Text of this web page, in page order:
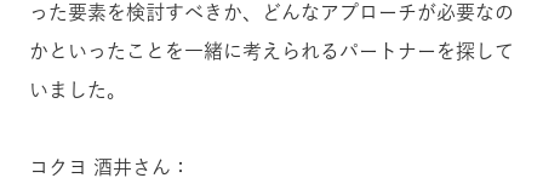
った要素を検討すべきか、どんなアプローチが必要なの
かといったことを一緒に考えられるパートナーを探して
いました。
コクヨ 酒井さん：